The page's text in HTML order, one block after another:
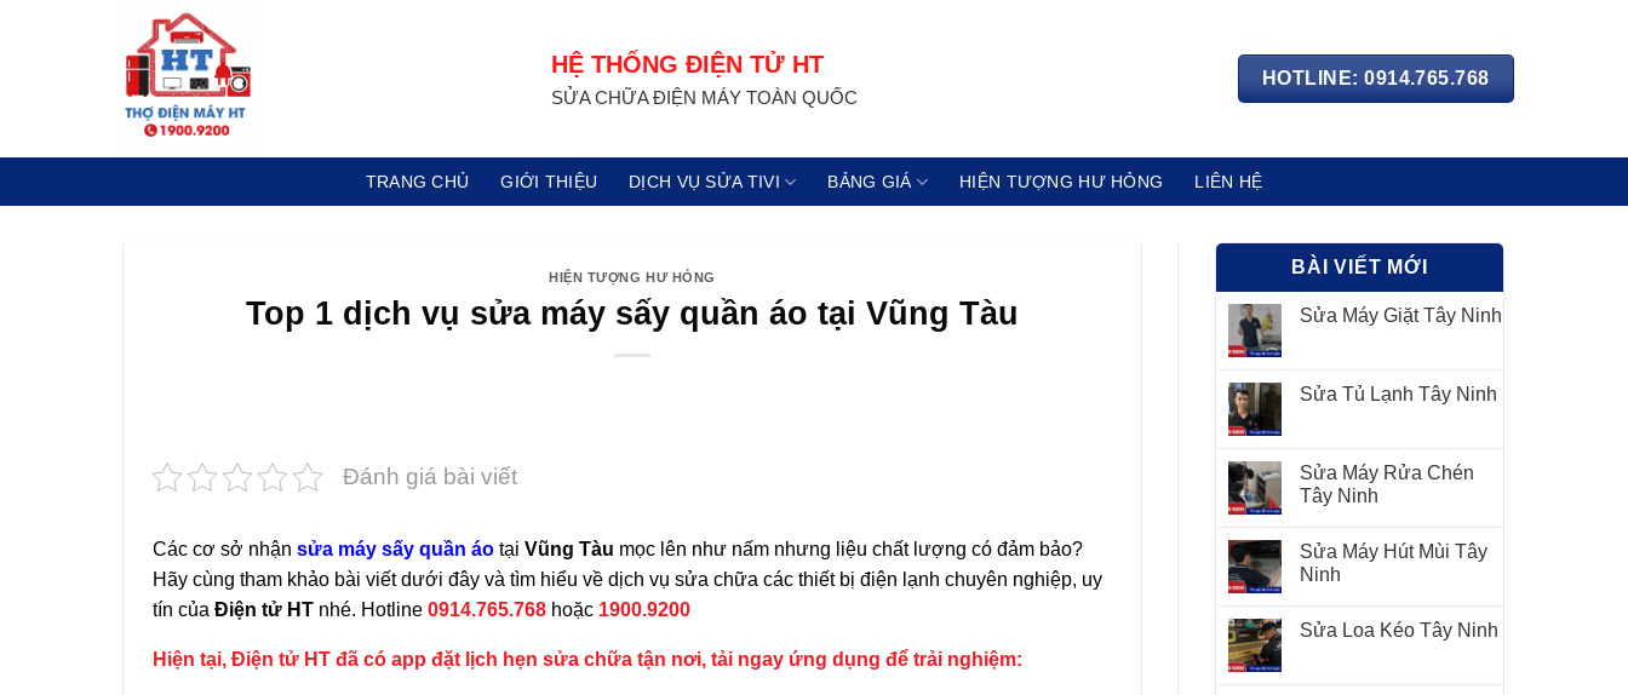
HỆ THỐNG ĐIỆN TỬ HT
SỬA CHỮA ĐIỆN MÁY TOÀN QUỐC
HOTLINE: 0914.765.768
TRANG CHỦ GIỚI THIỆU DỊCH VỤ SỬA TIVI BẢNG GIÁ HIỆN TƯỢNG HƯ HỎNG LIÊN HỆ
HIỆN TƯỢNG HƯ HỎNG
Top 1 dịch vụ sửa máy sấy quần áo tại Vũng Tàu
Đánh giá bài viết
Các cơ sở nhận sửa máy sấy quần áo tại Vũng Tàu mọc lên như nấm nhưng liệu chất lượng có đảm bảo?
Hãy cùng tham khảo bài viết dưới đây và tìm hiểu về dịch vụ sửa chữa các thiết bị điện lạnh chuyên nghiệp, uy
tín của Điện tử HT nhé. Hotline 0914.765.768 hoặc 1900.9200
Hiện tại, Điện tử HT đã có app đặt lịch hẹn sửa chữa tận nơi, tải ngay ứng dụng để trải nghiệm:
BÀI VIẾT MỚI
Sửa Máy Giặt Tây Ninh
Sửa Tủ Lạnh Tây Ninh
Sửa Máy Rửa Chén
Tây Ninh
Sửa Máy Hút Mùi Tây
Ninh
Sửa Loa Kéo Tây Ninh